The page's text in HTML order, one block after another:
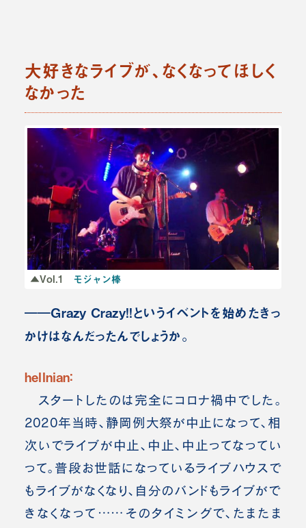
大好きなライブが、なくなってほしく
なかった
▲Vol.1 モジャン棒
――Grazy Crazy!!というイベントを始めたきっ
かけはなんだったんでしょうか。
hellnian：
スタートしたのは完全にコロナ禍中でした。
2020年当時、静岡例大祭が中止になって、相
次いでライブが中止、中止、中止ってなってい
って。普段お世話になっているライブハウスで
もライブがなくなり、自分のバンドもライブがで
きなくなって……そのタイミングで、たまたま